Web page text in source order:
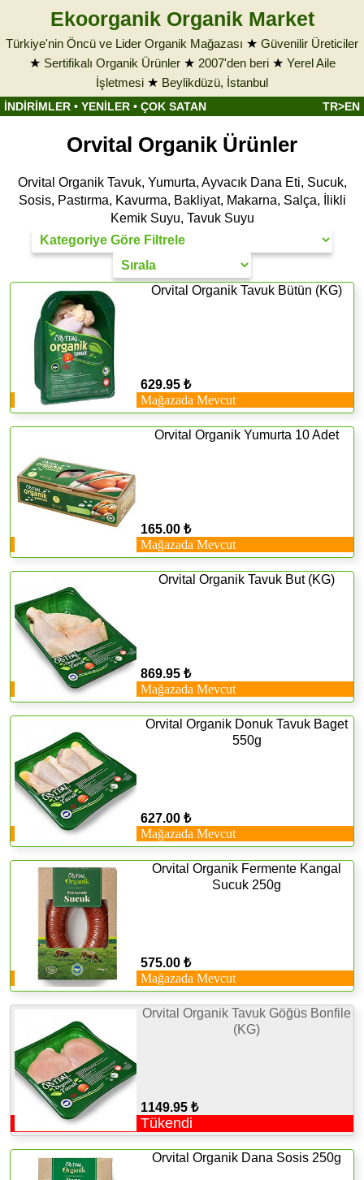
Ekoorganik Organik Market
Türkiye'nin Öncü ve Lider Organik Mağazası ★ Güvenilir Üreticiler
★ Sertifikalı Organik Ürünler★ 2007'den beri★ Yerel Aile
İşletmesi ★ Beylikdüzü, İstanbul
İNDİRİMLER • YENİLER • ÇOK SATAN TR>EN
Orvital Organik Ürünler
Orvital Organik Tavuk, Yumurta, Ayvacık Dana Eti, Sucuk,
Sosis, Pastırma, Kavurma, Bakliyat, Makarna, Salça, İlikli
Kemik Suyu, Tavuk Suyu
Orvital Organik Tavuk Bütün (KG)
629.95 ₺
Mağazada Mevcut
Orvital Organik Yumurta 10 Adet
165.00 ₺
Mağazada Mevcut
Orvital Organik Tavuk But (KG)
869.95 ₺
Mağazada Mevcut
Orvital Organik Donuk Tavuk Baget
550g
627.00 ₺
Mağazada Mevcut
Orvital Organik Fermente Kangal
Sucuk 250g
575.00 ₺
Mağazada Mevcut
Orvital Organik Tavuk Göğüs Bonfile
(KG)
1149.95 ₺
Tükendi
Orvital Organik Dana Sosis 250g